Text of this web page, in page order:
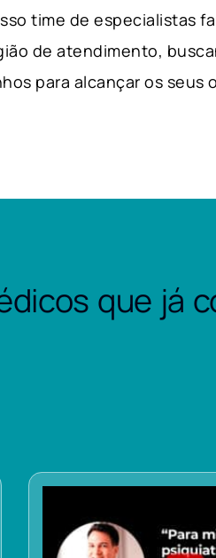
time de especialistas
de atendimento,
para alcançar os seus
que já